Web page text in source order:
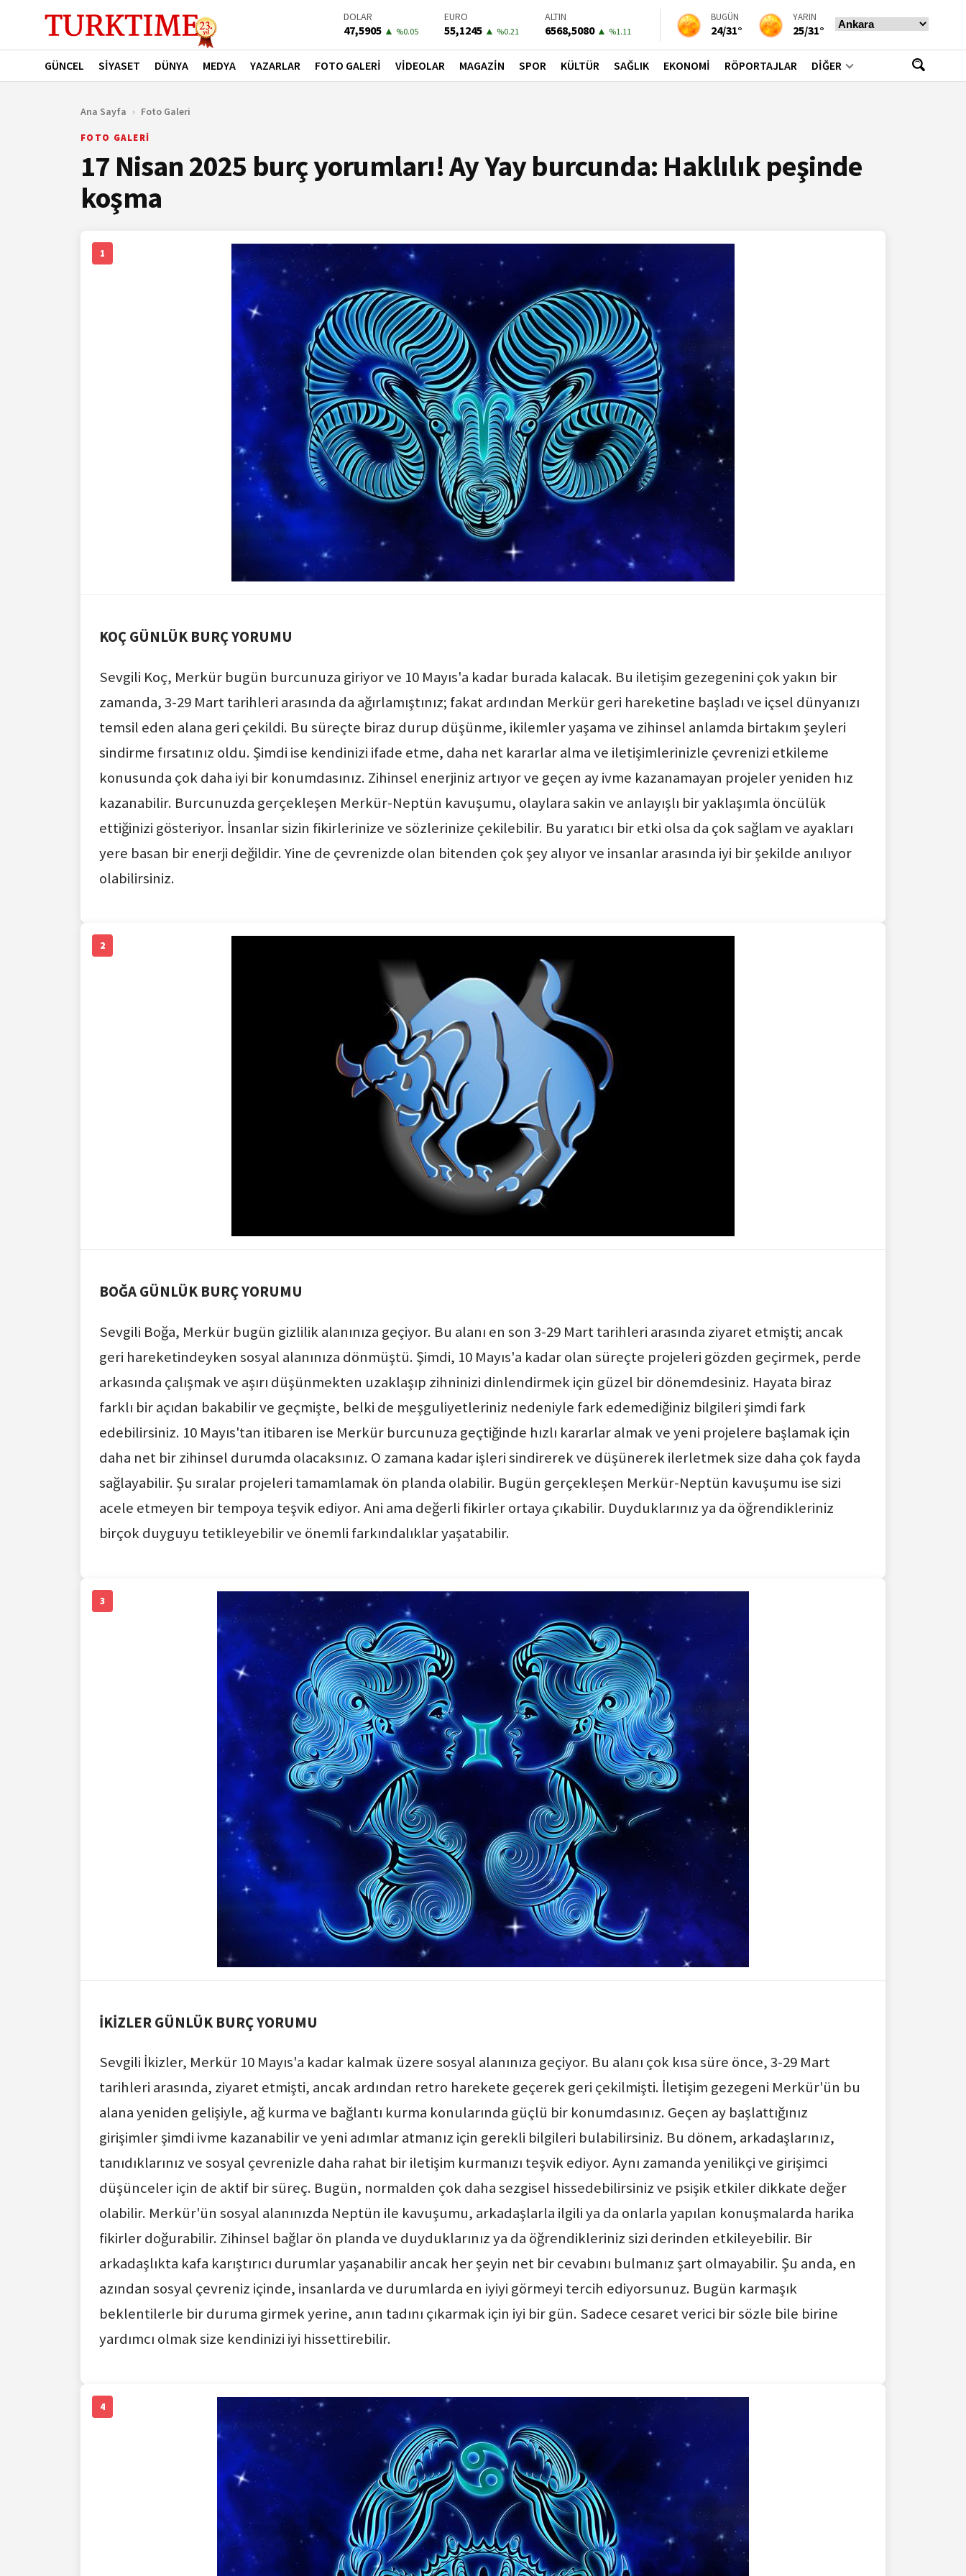
DOLAR
47,5905 ▲ %0.05
EURO
55,1245 ▲ %0.21
ALTIN
6568,5080 ▲ %1.11
BIST-100
13703,13 ▼ %0
PETROL
79,2700▲ %0.47
BONO
41,5400 ▲ %0.31
BUGÜN
24/31°
YARIN
25/31°
GÜNCEL SİYASET DÜNYA MEDYA YAZARLAR FOTO GALERİ VİDEOLAR MAGAZİN SPOR KÜLTÜR SAĞLIK EKONOMİ RÖPORTAJLAR DİĞER
Ana Sayfa › Foto Galeri
FOTO GALERİ
17 Nisan 2025 burç yorumları! Ay Yay burcunda: Haklılık peşinde
koşma
1
KOÇ GÜNLÜK BURÇ YORUMU
Sevgili Koç, Merkür bugün burcunuza giriyor ve 10 Mayıs'a kadar burada kalacak. Bu iletişim gezegenini çok yakın bir
zamanda, 3-29 Mart tarihleri arasında da ağırlamıştınız; fakat ardından Merkür geri hareketine başladı ve içsel dünyanızı
temsil eden alana geri çekildi. Bu süreçte biraz durup düşünme, ikilemler yaşama ve zihinsel anlamda birtakım şeyleri
sindirme fırsatınız oldu. Şimdi ise kendinizi ifade etme, daha net kararlar alma ve iletişimlerinizle çevrenizi etkileme
konusunda çok daha iyi bir konumdasınız. Zihinsel enerjiniz artıyor ve geçen ay ivme kazanamayan projeler yeniden hız
kazanabilir. Burcunuzda gerçekleşen Merkür-Neptün kavuşumu, olaylara sakin ve anlayışlı bir yaklaşımla öncülük
ettiğinizi gösteriyor. İnsanlar sizin fikirlerinize ve sözlerinize çekilebilir. Bu yaratıcı bir etki olsa da çok sağlam ve ayakları
yere basan bir enerji değildir. Yine de çevrenizde olan bitenden çok şey alıyor ve insanlar arasında iyi bir şekilde anılıyor
olabilirsiniz.
2
BOĞA GÜNLÜK BURÇ YORUMU
Sevgili Boğa, Merkür bugün gizlilik alanınıza geçiyor. Bu alanı en son 3-29 Mart tarihleri arasında ziyaret etmişti; ancak
geri hareketindeyken sosyal alanınıza dönmüştü. Şimdi, 10 Mayıs'a kadar olan süreçte projeleri gözden geçirmek, perde
arkasında çalışmak ve aşırı düşünmekten uzaklaşıp zihninizi dinlendirmek için güzel bir dönemdesiniz. Hayata biraz
farklı bir açıdan bakabilir ve geçmişte, belki de meşguliyetleriniz nedeniyle fark edemediğiniz bilgileri şimdi fark
edebilirsiniz. 10 Mayıs'tan itibaren ise Merkür burcunuza geçtiğinde hızlı kararlar almak ve yeni projelere başlamak için
daha net bir zihinsel durumda olacaksınız. O zamana kadar işleri sindirerek ve düşünerek ilerletmek size daha çok fayda
sağlayabilir. Şu sıralar projeleri tamamlamak ön planda olabilir. Bugün gerçekleşen Merkür-Neptün kavuşumu ise sizi
acele etmeyen bir tempoya teşvik ediyor. Ani ama değerli fikirler ortaya çıkabilir. Duyduklarınız ya da öğrendikleriniz
birçok duyguyu tetikleyebilir ve önemli farkındalıklar yaşatabilir.
3
İKİZLER GÜNLÜK BURÇ YORUMU
Sevgili İkizler, Merkür 10 Mayıs'a kadar kalmak üzere sosyal alanınıza geçiyor. Bu alanı çok kısa süre önce, 3-29 Mart
tarihleri arasında, ziyaret etmişti, ancak ardından retro harekete geçerek geri çekilmişti. İletişim gezegeni Merkür'ün bu
alana yeniden gelişiyle, ağ kurma ve bağlantı kurma konularında güçlü bir konumdasınız. Geçen ay başlattığınız
girişimler şimdi ivme kazanabilir ve yeni adımlar atmanız için gerekli bilgileri bulabilirsiniz. Bu dönem, arkadaşlarınız,
tanıdıklarınız ve sosyal çevrenizle daha rahat bir iletişim kurmanızı teşvik ediyor. Aynı zamanda yenilikçi ve girişimci
düşünceler için de aktif bir süreç. Bugün, normalden çok daha sezgisel hissedebilirsiniz ve psişik etkiler dikkate değer
olabilir. Merkür'ün sosyal alanınızda Neptün ile kavuşumu, arkadaşlarla ilgili ya da onlarla yapılan konuşmalarda harika
fikirler doğurabilir. Zihinsel bağlar ön planda ve duyduklarınız ya da öğrendikleriniz sizi derinden etkileyebilir. Bir
arkadaşlıkta kafa karıştırıcı durumlar yaşanabilir ancak her şeyin net bir cevabını bulmanız şart olmayabilir. Şu anda, en
azından sosyal çevreniz içinde, insanlarda ve durumlarda en iyiyi görmeyi tercih ediyorsunuz. Bugün karmaşık
beklentilerle bir duruma girmek yerine, anın tadını çıkarmak için iyi bir gün. Sadece cesaret verici bir sözle bile birine
yardımcı olmak size kendinizi iyi hissettirebilir.
4